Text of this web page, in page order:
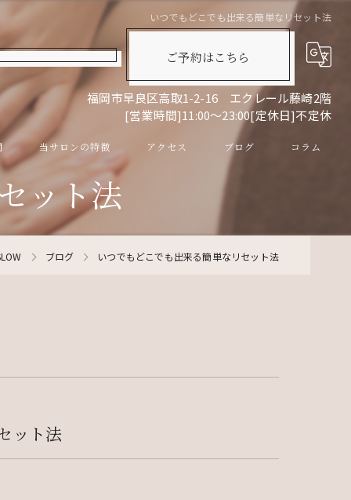
いつでもどこでも出来る簡単なリセット法
ご予約はこちら
福岡市早良区高取1-2-16 エクレール藤崎2階
[営業時間]11:00～23:00[定休日]不定休
当サロンの特徴
リンパマッサージ
ドライヘッドスパ
アクセス ブログ コラム
ット法
ブログ いつでもどこでも出来る簡単なリセット法
ット法